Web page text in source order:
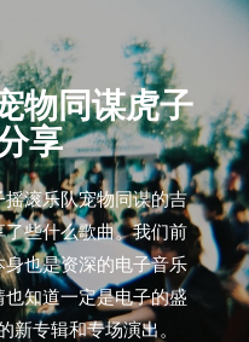
物同谋虎子
享
滚乐队宠物同谋的吉
些什么歌曲。我们前
也是资深的电子音乐
知道一定是电子的盛
专辑和专场演出。